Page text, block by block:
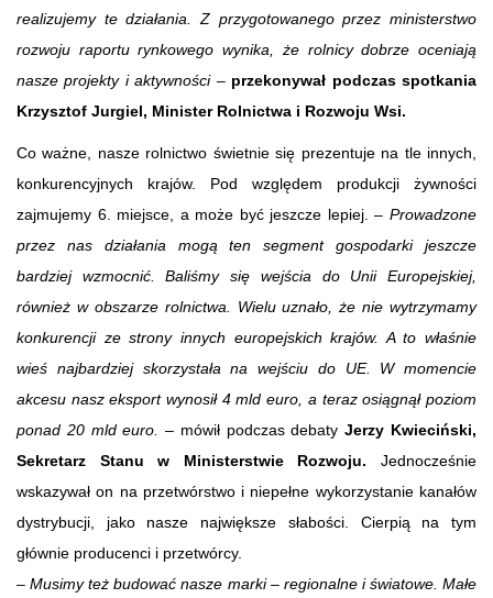
realizujemy te działania. Z przygotowanego przez ministerstwo
rozwoju raportu rynkowego wynika, że rolnicy dobrze oceniają
nasze projekty i aktywności – przekonywał podczas spotkania
Krzysztof Jurgiel, Minister Rolnictwa i Rozwoju Wsi.
Co ważne, nasze rolnictwo świetnie się prezentuje na tle innych,
konkurencyjnych krajów. Pod względem produkcji żywności
zajmujemy 6. miejsce, a może być jeszcze lepiej. – Prowadzone
przez nas działania mogą ten segment gospodarki jeszcze
bardziej wzmocnić. Baliśmy się wejścia do Unii Europejskiej,
również w obszarze rolnictwa. Wielu uznało, że nie wytrzymamy
konkurencji ze strony innych europejskich krajów. A to właśnie
wieś najbardziej skorzystała na wejściu do UE. W momencie
akcesu nasz eksport wynosił 4 mld euro, a teraz osiągnął poziom
ponad 20 mld euro.
– mówił podczas debatyJerzy Kwieciński,
Sekretarz Stanu w Ministerstwie Rozwoju. Jednocześnie
wskazywał on na przetwórstwo i niepełne wykorzystanie kanałów
dystrybucji, jako nasze największe słabości. Cierpią na tym
głównie producenci i przetwórcy.
–Musimy też budować nasze marki – regionalne i światowe. Małe